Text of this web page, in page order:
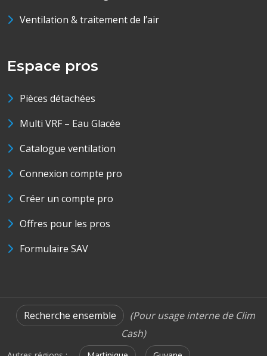
Ventilation & traitement de l’air
Espace pros
Pièces détachées
Multi VRF – Eau Glacée
Catalogue ventilation
Connexion compte pro
Créer un compte pro
Offres pour les pros
Formulaire SAV
Recherche ensemble
(Pour usage interne de Clim
Cash)